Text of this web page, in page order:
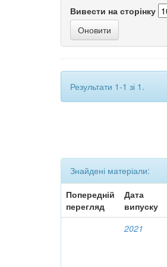
Вивести на сторінку
Результати 1-1 зі 1.
Знайдені матеріали:
Попередній
перегляд
Дата
випуску
2021